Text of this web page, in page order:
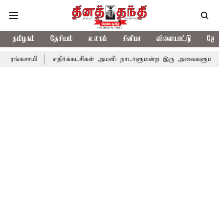
தமிழகம் தேசியம் உலகம் சினிமா விளையாட்டு
எதிர்க்கட்சிகள் அமளி: நாடாளுமன்ற இரு அவைகளும்